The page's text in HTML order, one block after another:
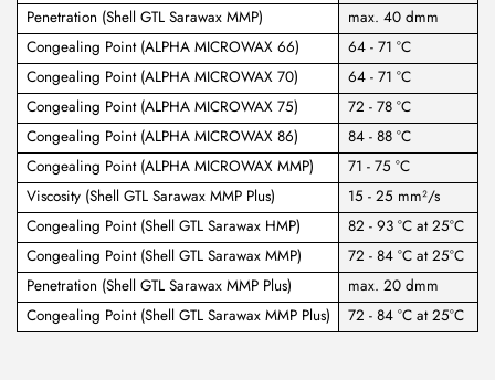
Penetration (Shell GTL Sarawax MMP)
max. 40 dmm
Congealing Point (ALPHA MICROWAX 66)
64 - 71 °C
Congealing Point (ALPHA MICROWAX 70)
64 - 71 °C
Congealing Point (ALPHA MICROWAX 75)
72 - 78 °C
Congealing Point (ALPHA MICROWAX 86)
84 - 88 °C
Congealing Point (ALPHA MICROWAX MMP)
71 - 75 °C
Viscosity (Shell GTL Sarawax MMP Plus)
15 - 25 mm²/s
Congealing Point (Shell GTL Sarawax HMP)
82 - 93 °C at 25°C
Congealing Point (Shell GTL Sarawax MMP)
72 - 84 °C at 25°C
Penetration (Shell GTL Sarawax MMP Plus)
max. 20 dmm
Congealing Point (Shell GTL Sarawax MMP Plus)
72 - 84 °C at 25°C